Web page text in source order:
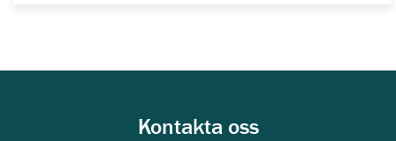
Kontakta oss